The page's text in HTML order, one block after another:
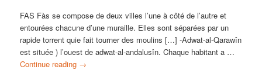
FAS Fàs se compose de deux villes l’une à côté de l’autre et
entourées chacune d’une muraille. Elles sont séparées par un
rapide torrent quie fait tourner des moulins […] -Adwat-al-Qarawîn
est située ) l’ouest de adwat-al-andalusîn. Chaque habitant a …
Continue reading →